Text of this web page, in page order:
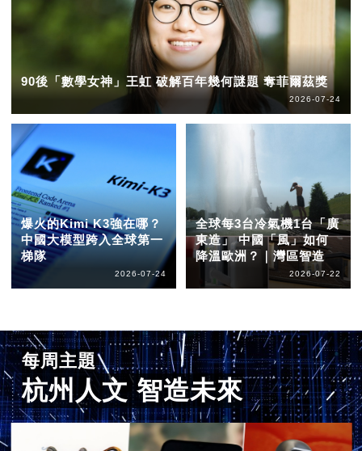
90後「數學女神」王虹 破解百年幾何謎題 奪菲爾茲獎
2026-07-24
爆火的Kimi K3強在哪？
中國大模型跨入全球第一
梯隊
2026-07-24
全球每3台冷氣機1台「廣
東造」 中國「風」如何
降溫歐洲？｜灣區智造
2026-07-22
每周主題
杭州人文 智造未來